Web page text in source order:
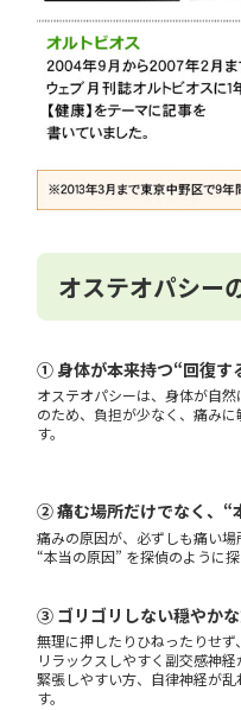
オステオパシー
① 身体が本来持つ“回復す
オステオパシーは、身体が自
のため、負担が少なく、痛み
す。
② 痛む場所だけでなく、“
痛みの原因が、必ずしも痛い場
“本当の原因” を探偵のように探
③ ゴリゴリしない穏やか
無理に押したりひねったりせず
リラックスしやすく副交感神経
緊張しやすい方、自律神経が
す。